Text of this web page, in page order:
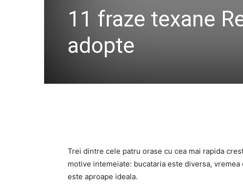
11 fraze texane
adopte
Trei dintre cele patru orase cu cea mai rapida
motive intemeiate: bucataria este diversa,
este aproape ideala.